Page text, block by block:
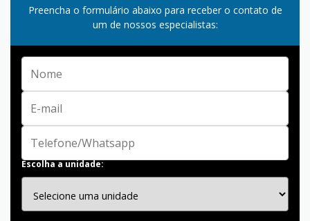
Preencha o formulário abaixo para receber o contato de
um de nossos especialistas:
Escolha a unidade: